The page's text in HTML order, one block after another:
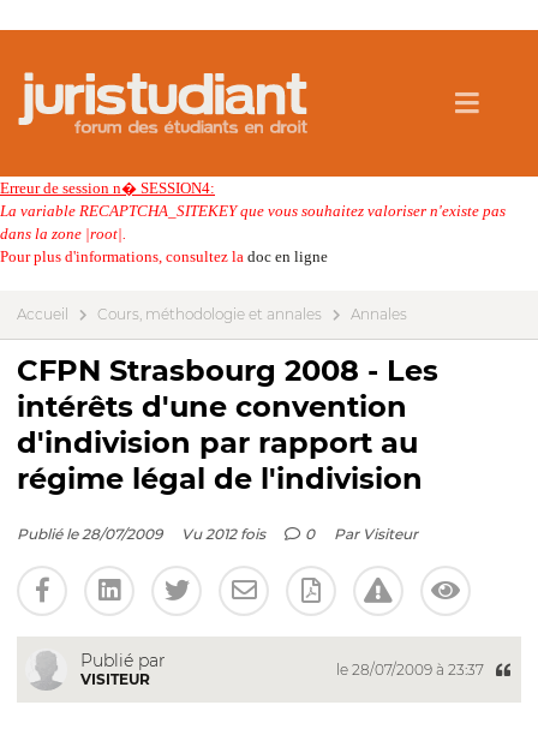
Erreur de session n� SESSION4:
La variable RECAPTCHA_SITEKEY que vous souhaitez valoriser n'existe pas
dans la zone |root|.
Pour plus d'informations, consultez la doc en ligne
Accueil Cours, méthodologie et annales Annales
CFPN Strasbourg 2008 - Les
intérêts d'une convention
d'indivision par rapport au
régime légal de l'indivision
Publié le 28/07/2009 Vu 2012 fois 0 Par Visiteur
Publié par
VISITEUR
le 28/07/2009 à 23:37